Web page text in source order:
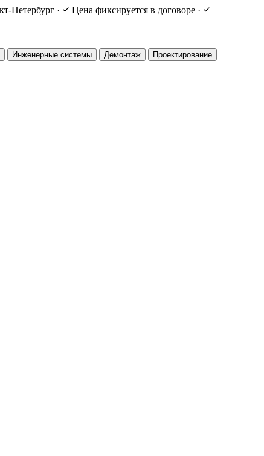
Петербург · Цена фиксируется в договоре ·
Инженерные системы Демонтаж
Проектирование